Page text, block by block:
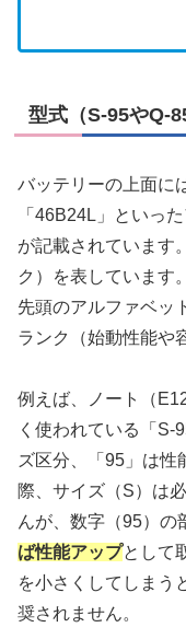
型式（S-95やQ-
バッテリーの上面に
「46B24L」といっ
が記載されています
ク）を表しています
先頭のアルファベッ
ランク（始動性能や
例えば、ノート（
く使われている「S-
ズ区分、「95」は性
際、サイズ（S）は
んが、数字（95）の
ば性能アップとして
を小さくしてしまう
奨されません。